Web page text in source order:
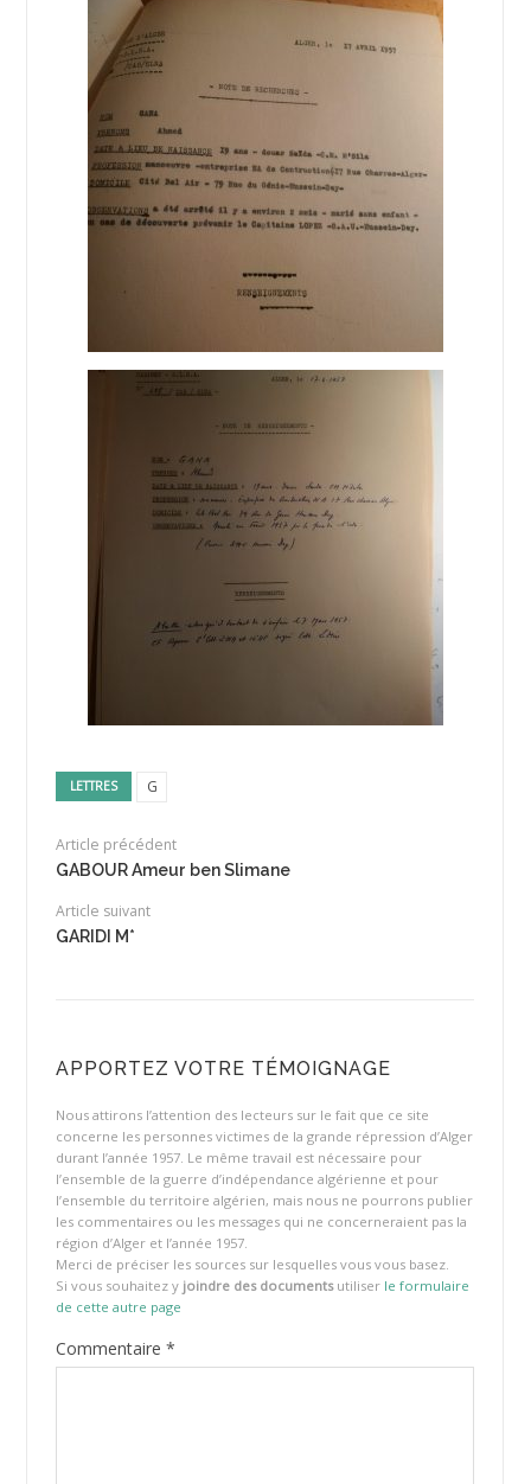
LETTRES G
Article précédent
GABOUR Ameur ben Slimane
Article suivant
GARIDI M*
APPORTEZ VOTRE TÉMOIGNAGE
Nous attirons l’attention des lecteurs sur le fait que ce site
concerne les personnes victimes de la grande répression d’Alger
durant l’année 1957. Le même travail est nécessaire pour
l’ensemble de la guerre d’indépendance algérienne et pour
l’ensemble du territoire algérien, mais nous ne pourrons publier
les commentaires ou les messages qui ne concerneraient pas la
région d’Alger et l’année 1957.
Merci de préciser les sources sur lesquelles vous vous basez.
Si vous souhaitez y joindre des documentsutiliser le formulaire
de cette autre page
Commentaire *